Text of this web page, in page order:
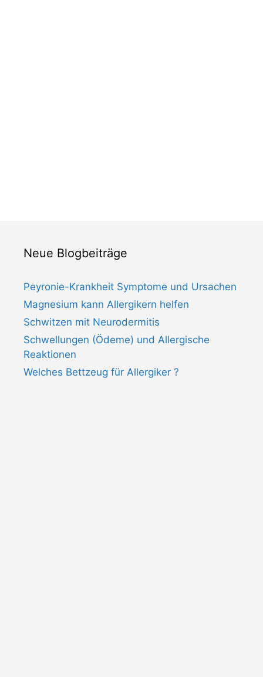
Neue Blogbeiträge
Peyronie-Krankheit Symptome und Ursachen
Magnesium kann Allergikern helfen
Schwitzen mit Neurodermitis
Schwellungen (Ödeme) und Allergische
Reaktionen
Welches Bettzeug für Allergiker ?